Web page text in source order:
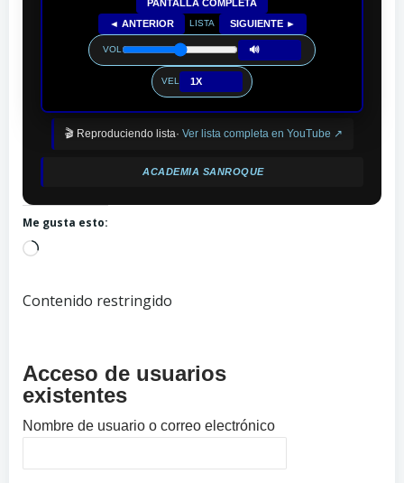
PANTALLA COMPLETA
◄ ANTERIOR
LISTA SIGUIENTE ►
VOL 🔊
VEL 1X
🎬 Reproduciendo lista· Ver lista completa en YouTube ↗
ACADEMIA SANROQUE
Me gusta esto:
Cargando...
Contenido restringido
Acceso de usuarios
existentes
Nombre de usuario o correo electrónico